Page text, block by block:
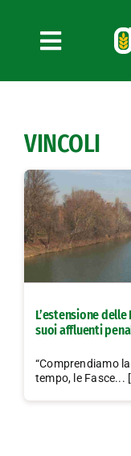
contenuto
Toggle
News
Bandi
Formazione
Convenzioni
L’Agricoltore
Lavora con noi
VINCOLI
L’estensione
suoi affluenti
“Comprendiamo
tempo, le Fasce...